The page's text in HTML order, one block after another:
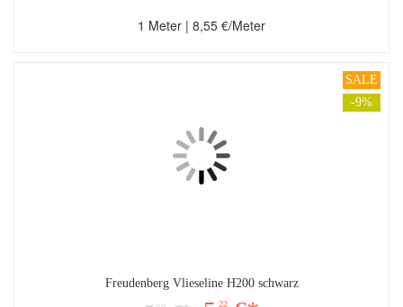
1 Meter | 8,55 €/Meter
SALE
-9%
Freudenberg Vlieseline H200 schwarz
22